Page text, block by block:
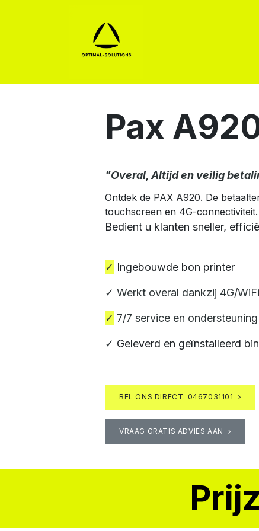
Pax
"Overal, Altijd en veilig
Ontdek de PAX A920. De
touchscreen en 4G-connectiviteit.
Bedient u klanten sneller,
✓ Ingebouwde bon printer
✓ Werkt overal dankzij 4G/WiFi
✓ 7/7 service en
✓ Geleverd en geïnstalleerd
BEL ONS DIRECT: 0467031101
VRAAG GRATIS ADVIES AAN